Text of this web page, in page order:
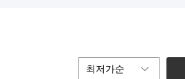
최저가순